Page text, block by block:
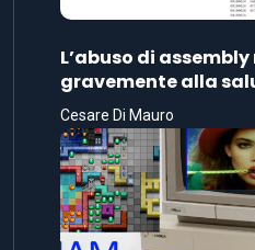
L’abuso di
gravemente alla
Cesare Di Mauro